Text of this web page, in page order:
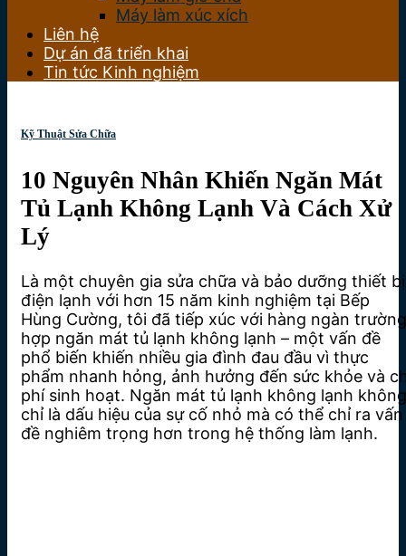
Máy làm xúc xích
Liên hệ
Dự án đã triển khai
Tin tức Kinh nghiệm
Kỹ Thuật Sửa Chữa
10 Nguyên Nhân Khiến Ngăn Mát
Tủ Lạnh Không Lạnh Và Cách Xử
Lý
Là một chuyên gia sửa chữa và bảo dưỡng thiết bị
điện lạnh với hơn 15 năm kinh nghiệm tại Bếp
Hùng Cường, tôi đã tiếp xúc với hàng ngàn trường
hợp ngăn mát tủ lạnh không lạnh – một vấn đề
phổ biến khiến nhiều gia đình đau đầu vì thực
phẩm nhanh hỏng, ảnh hưởng đến sức khỏe và
phí sinh hoạt. Ngăn mát tủ lạnh không lạnh không
chỉ là dấu hiệu của sự cố nhỏ mà có thể chỉ ra vấn
đề nghiêm trọng hơn trong hệ thống làm lạnh.